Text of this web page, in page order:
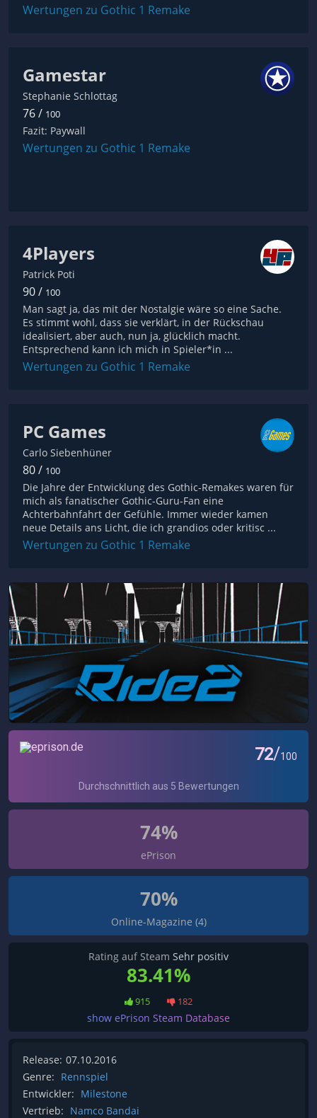
Wertungen zu Gothic 1 Remake
Gamestar
Stephanie Schlottag
76 / 100
Fazit: Paywall
Wertungen zu Gothic 1 Remake
4Players
Patrick Poti
90 / 100
Man sagt ja, das mit der Nostalgie wäre so eine Sache.
Es stimmt wohl, dass sie verklärt, in der Rückschau
idealisiert, aber auch, nun ja, glücklich macht.
Entsprechend kann ich mich in Spieler*in ...
Wertungen zu Gothic 1 Remake
PC Games
Carlo Siebenhüner
80 / 100
Die Jahre der Entwicklung des Gothic-Remakes waren für
mich als fanatischer Gothic-Guru-Fan eine
Achterbahnfahrt der Gefühle. Immer wieder kamen
neue Details ans Licht, die ich grandios oder kritisc ...
Wertungen zu Gothic 1 Remake
74%
ePrison
70%
Online-Magazine (4)
Rating auf Steam Sehr positiv
83.41%
915 182
show ePrison Steam Database
Release: 07.10.2016
Genre: Rennspiel
Entwickler: Milestone
Vertrieb: Namco Bandai